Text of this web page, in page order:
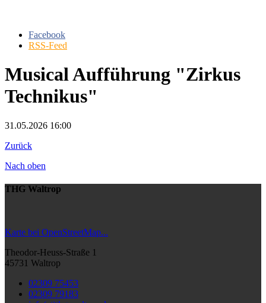
Facebook
RSS-Feed
Musical Aufführung "Zirkus
Technikus"
31.05.2026 16:00
Zurück
Nach oben
THG Waltrop
Karte bei OpenStreetMap...
Theodor-Heuss-Straße 1
45731 Waltrop
02309 75453
02309 79183